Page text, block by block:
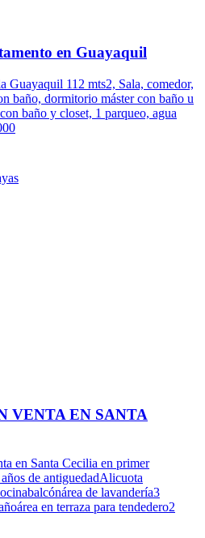
en Guayaquil
Guayaquil 112 mts2, Sala, comedor,
baño, dormitorio máster con baño u
baño y closet, 1 parqueo, agua
VENTA EN SANTA
en Santa Cecilia en primer
de antiguedadAlicuota
de lavandería3
en terraza para tendedero2